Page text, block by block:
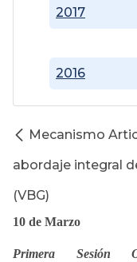
2016
2017
Mecanismo
abordaje integral
(VBG)
10 de Marzo
Primera Sesión